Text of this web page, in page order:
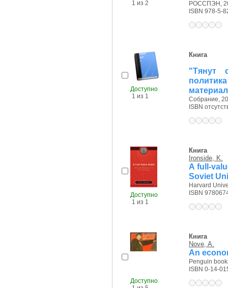
1 из 2
РОССПЭН,
ISBN 978-5-
Доступно
1 из 1
Книга
"Тянут
Собрание,
ISBN
Доступно
1 из 1
Книга
Ironside, K.
A full-
Soviet
Harvard
ISBN
Доступно
Книга
Nove, A.
An
Penguin
ISBN 0-14-